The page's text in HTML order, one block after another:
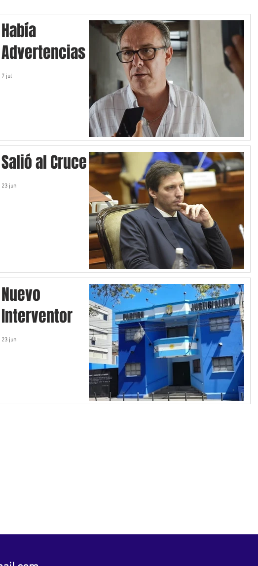
Había
Advertencias
7 jul
Salió al Cruce
23 jun
Nuevo
Interventor
23 jun